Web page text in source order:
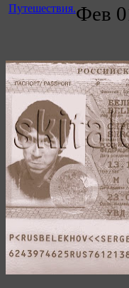
Путешествия.Фев